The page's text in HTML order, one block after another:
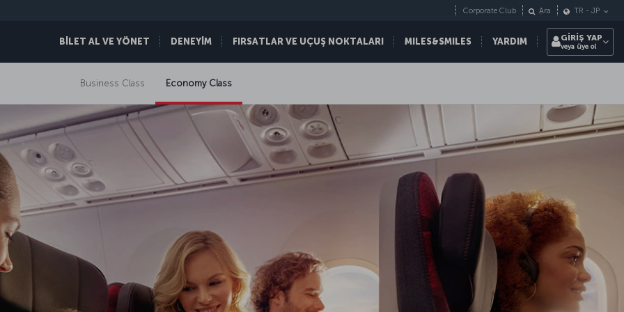
BİLET AL VE YÖNET DENEYİM FIRSATLAR VE UÇUŞ NOKTALARI MILES&SMILES YARDIM
Corporate Club Ara TR - JP
GİRİŞ YAP
veya üye ol
Business Class Economy Class